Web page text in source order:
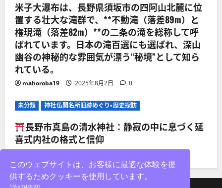
米子大瀑布は、長野県須坂市の四阿山北麓に位
置する壮大な滝群で、**不動滝（落差89m）と
権現滝（落差82m）**の二条の滝を総称して呼
ばれています。日本の滝百選にも選ばれ、深山
幽谷の神秘的な雰囲気が漂う“秘境”として知ら
れている。
mahoroba19 2025年8月2日 0
未分類 神社仏閣名所旧跡めぐり・歴史探訪
長野市真島の清水神社：静寂の中に息づく延
喜式内社の格式と信仰
このウェブサイトは、お客様に最適な体験を提
供するためクッキーを使用しています。